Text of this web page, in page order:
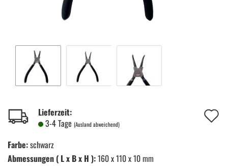
Lieferzeit:
3-4 Tage (Ausland abweichend)
Farbe:schwarz
Abmessungen ( L x B x H ):160 x 110 x 10 mm